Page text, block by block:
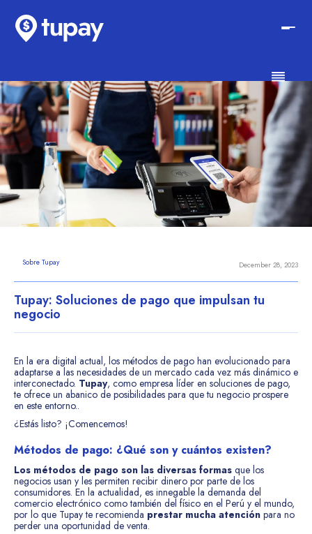
Sobre Tupay December 28, 2023
Tupay: Soluciones de pago que impulsan tu
negocio
En la era digital actual, los métodos de pago han evolucionado para
adaptarse a las necesidades de un mercado cada vez más dinámico e
interconectado. Tupay, como empresa líder en soluciones de pago,
te ofrece un abanico de posibilidades para que tu negocio prospere
en este entorno..
¿Estás listo? ¡Comencemos!
Métodos de pago: ¿Qué son y cuántos existen?
Los métodos de pago son las diversas formas que los
negocios usan y les permiten recibir dinero por parte de los
consumidores. En la actualidad, es innegable la demanda del
comercio electrónico como también del físico en el Perú y el mundo,
por lo que Tupay te recomienda prestar mucha atención para no
perder una oportunidad de venta.